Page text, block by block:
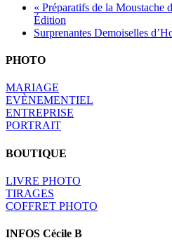
« Préparatifs de la Moustache
Édition
Surprenantes Demoiselles
PHOTO
MARIAGE
EVÈNEMENTIEL
ENTREPRISE
PORTRAIT
BOUTIQUE
LIVRE PHOTO
TIRAGES
COFFRET PHOTO
INFOS Cécile B